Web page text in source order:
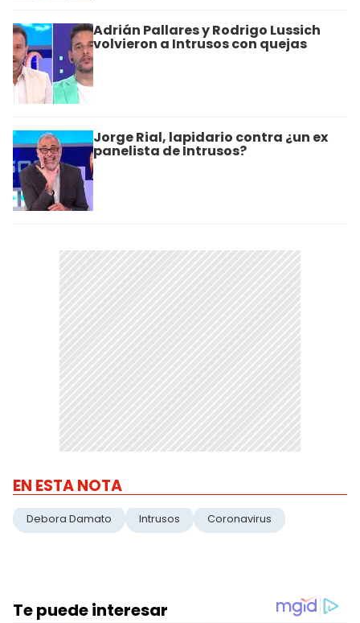
Adrián Pallares y Rodrigo Lussich
volvieron a Intrusos con quejas
Jorge Rial, lapidario contra ¿un ex
panelista de Intrusos?
EN ESTA NOTA
Debora Damato Intrusos Coronavirus